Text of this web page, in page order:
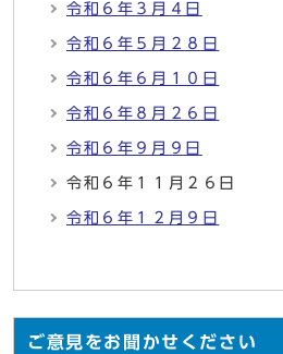
令和６年３月４日
令和６年５月２８日
令和６年６月１０日
令和６年８月２６日
令和６年９月９日
令和６年１１月２６日
令和６年１２月９日
ご意見をお聞かせください